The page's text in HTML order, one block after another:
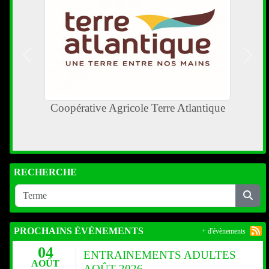
LE SULKY
RECHERCHE
PROCHAINS ÉVÉNEMENTS
04
AOÛT
ENTRAINEMENTS ADULTES
+ d'évènements